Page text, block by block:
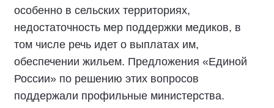
особенно в сельских территориях,
недостаточность мер поддержки медиков, в
том числе речь идет о выплатах им,
обеспечении жильем. Предложения «Единой
России» по решению этих вопросов
поддержали профильные министерства.